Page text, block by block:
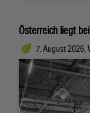
Österreich liegt
7. August 2026,